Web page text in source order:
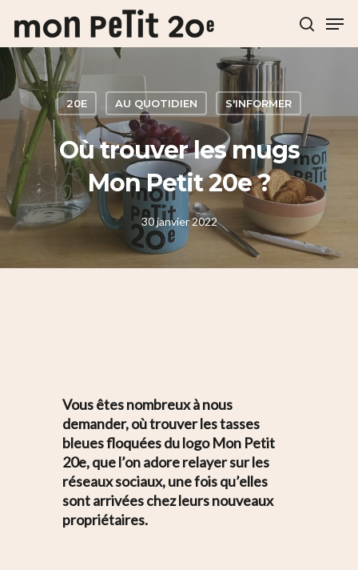
Hit enter to search or ESC to close
20E AU QUOTIDIEN S'INFORMER
Où trouver les mugs
Mon Petit 20e ?
30 janvier 2022
Vous êtes nombreux à nous
demander, où trouver les tasses
bleues floquées du logo Mon Petit
20e, que l’on adore relayer sur les
réseaux sociaux, une fois qu’elles
sont arrivées chez leurs nouveaux
propriétaires.